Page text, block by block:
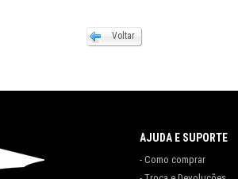
Voltar
AJUDA E SUPORTE
- Como comprar